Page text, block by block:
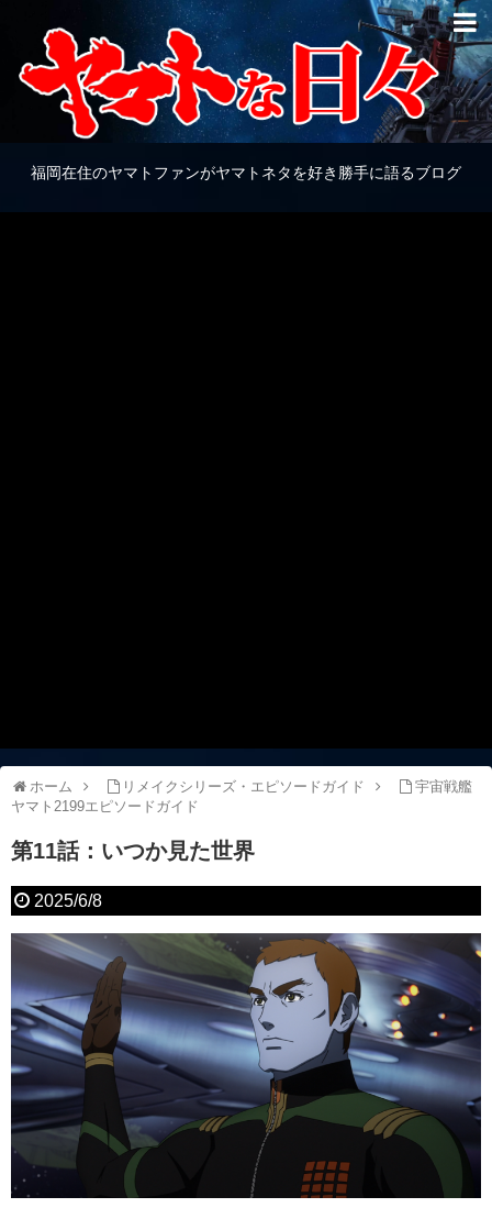
福岡在住のヤマトファンがヤマトネタを好き勝手に語るブログ
ホーム リメイクシリーズ・エピソードガイド
宇宙戦艦
ヤマト2199エピソードガイド
第11話：いつか見た世界
2025/6/8